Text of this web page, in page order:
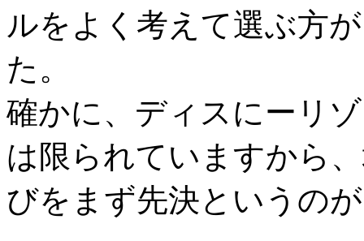
ルをよく考えて選ぶ方
た。
確かに、ディスにーリ
は限られていますから
びをまず先決というの